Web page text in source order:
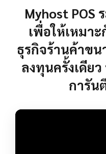
Myhost POS
เพื่อให้เหมา
ธุรกิจร้านค้าข
ลงทุนครั้งเดีย
การัน